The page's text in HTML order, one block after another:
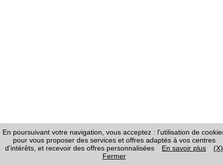
En poursuivant votre navigation, vous acceptez : l'utilisation de
pour vous proposer des services et offres adaptés à vos centres
d'intérêts, et recevoir des offres personnalisées
En savoir plus
(X)
Fermer